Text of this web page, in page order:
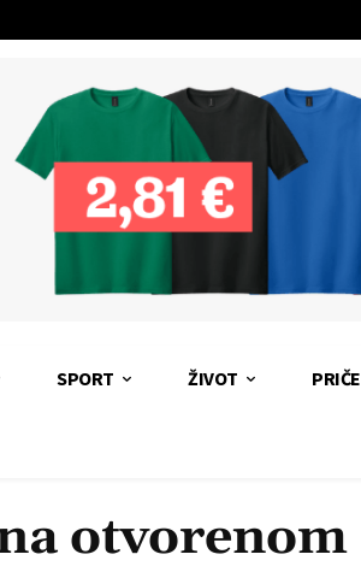
SPORT ŽIVOT PRIČE
otvorenom